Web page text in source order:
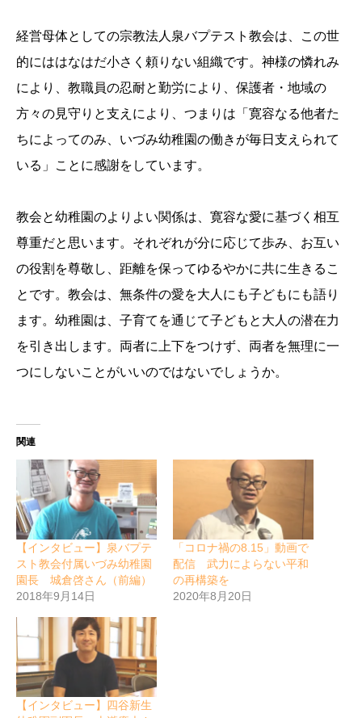
経営母体としての宗教法人泉バプテスト教会は、この世
的にははなはだ小さく頼りない組織です。神様の憐れみ
により、教職員の忍耐と勤労により、保護者・地域の
方々の見守りと支えにより、つまりは「寛容なる他者た
ちによってのみ、いづみ幼稚園の働きが毎日支えられて
いる」ことに感謝をしています。
教会と幼稚園のよりよい関係は、寛容な愛に基づく相互
尊重だと思います。それぞれが分に応じて歩み、お互い
の役割を尊敬し、距離を保ってゆるやかに共に生きるこ
とです。教会は、無条件の愛を大人にも子どもにも語り
ます。幼稚園は、子育てを通じて子どもと大人の潜在力
を引き出します。両者に上下をつけず、両者を無理に一
つにしないことがいいのではないでしょうか。
関連
【インタビュー】泉バプテ
スト教会付属いづみ幼稚園
園長 城倉啓さん（前編）
2018年9月14日
「コロナ禍の8.15」動画で
配信 武力によらない平和
の再構築を
2020年8月20日
【インタビュー】四谷新生